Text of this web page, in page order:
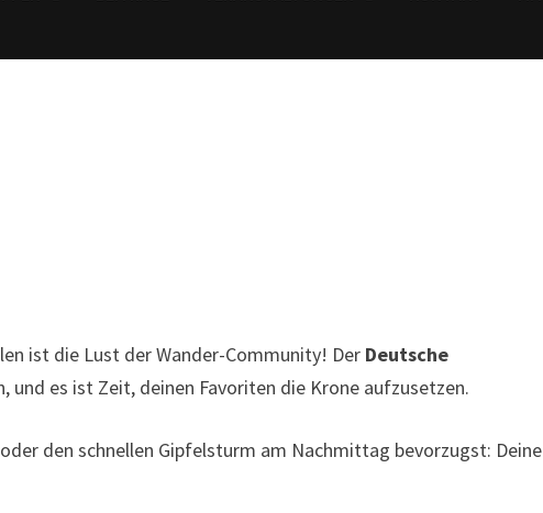
ist die Lust der Wander-Community! Der Deutsche
und es ist Zeit, deinen Favoriten die Krone aufzusetzen.
den schnellen Gipfelsturm am Nachmittag bevorzugst: Deine